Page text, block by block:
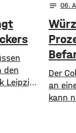
den
Leipzig
notes 06.
Der
an
kann